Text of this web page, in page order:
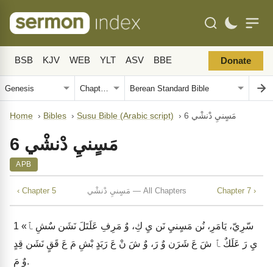
BSB KJV WEB YLT ASV BBE Donate
Home › Bibles › Susu Bible (Arabic script) › مَسٍنيِ دْنشْي 6
مَسٍنيِ دْنشْي 6
APB
‹ Chapter 5 مَسٍنيِ دْنشْي — All Chapters Chapter 7 ›
1 «سّرِيّ، يَامَرِ، نُن مَسٍنيِ نَن يِ كِ، وٌ مَرِفِ عَلَتَلَ نَشَن سٌشِ ﭑ
يِ رَ عَلَكٌ ﭑ شَ عَ شَرَن وٌ رَ، وٌ شَ نْ عَ رَبَدٍ بْشِ مَ عَ قَقٍ نَشَن قِدٍ
وٌ مَ.